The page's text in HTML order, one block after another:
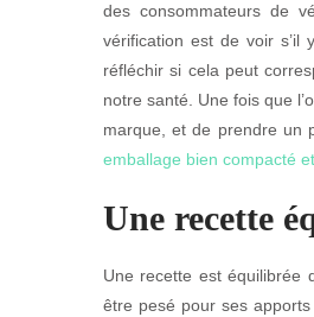
des consommateurs de
vérification est de voir
réfléchir si cela peut
notre santé. Une fois que
marque, et de prendre un
emballage bien compacté
Une recette
Une recette est équilibrée
être pesé pour ses